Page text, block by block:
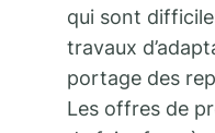
qui sont
travaux
portage des
Les offres de